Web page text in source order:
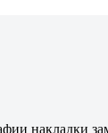
накладки